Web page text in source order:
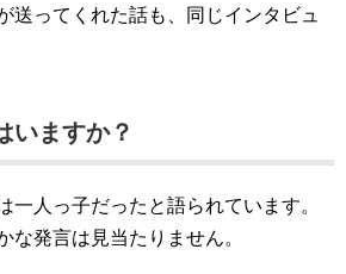
送ってくれた話も、同じインタビュ
いますか？
一人っ子だったと語られています。
な発言は見当たりません。